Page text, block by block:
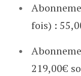
fois) :
219,00€